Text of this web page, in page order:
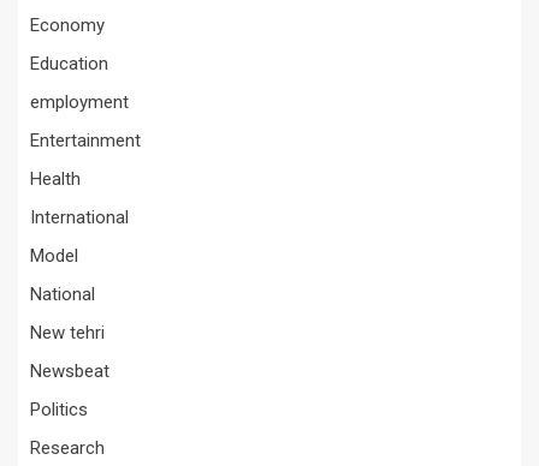
Economy
Education
employment
Entertainment
Health
International
Model
National
New tehri
Newsbeat
Politics
Research